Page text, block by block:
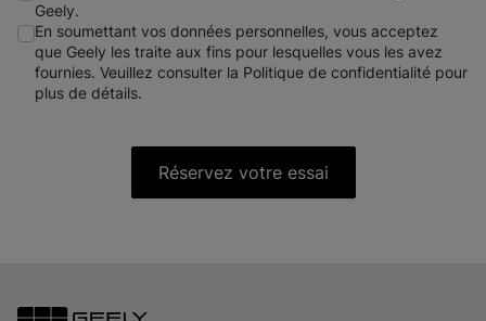
Geely.
En soumettant vos données personnelles, vous acceptez
que Geely les traite aux fins pour lesquelles vous les avez
fournies. Veuillez consulter la Politique de confidentialité pour
plus de détails.
Réservez votre essai